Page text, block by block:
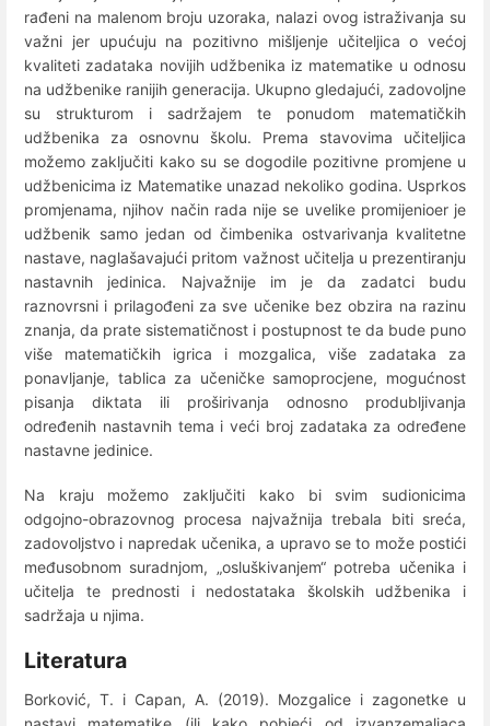
rađeni na malenom broju uzoraka, nalazi ovog istraživanja su
važni jer upućuju na pozitivno mišljenje učiteljica o većoj
kvaliteti zadataka novijih udžbenika iz matematike u odnosu
na udžbenike ranijih generacija. Ukupno gledajući, zadovoljne
su strukturom i sadržajem te ponudom matematičkih
udžbenika za osnovnu školu. Prema stavovima učiteljica
možemo zaključiti kako su se dogodile pozitivne promjene u
udžbenicima iz Matematike unazad nekoliko godina. Usprkos
promjenama, njihov način rada nije se uvelike promijenioer je
udžbenik samo jedan od čimbenika ostvarivanja kvalitetne
nastave, naglašavajući pritom važnost učitelja u prezentiranju
nastavnih jedinica. Najvažnije im je da zadatci budu
raznovrsni i prilagođeni za sve učenike bez obzira na razinu
znanja, da prate sistematičnost i postupnost te da bude puno
više matematičkih igrica i mozgalica, više zadataka za
ponavljanje, tablica za učeničke samoprocjene, mogućnost
pisanja diktata ili proširivanja odnosno produbljivanja
određenih nastavnih tema i veći broj zadataka za određene
nastavne jedinice.
Na kraju možemo zaključiti kako bi svim sudionicima
odgojno-obrazovnog procesa najvažnija trebala biti sreća,
zadovoljstvo i napredak učenika, a upravo se to može postići
međusobnom suradnjom, „osluškivanjem“ potreba učenika i
učitelja te prednosti i nedostataka školskih udžbenika i
sadržaja u njima.
Literatura
Borković, T. i Capan, A. (2019). Mozgalice i zagonetke u